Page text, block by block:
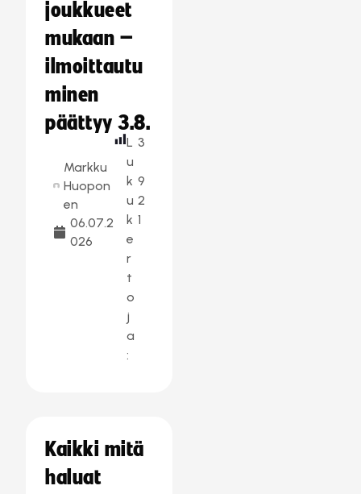
joukkueet
mukaan –
ilmoittautu
minen
päättyy 3.8.
Markku
Huopon
en
06.07.2
026
L
u
k
u
k
e
r
t
o
j
a
:
3
9
2
1
Kaikki mitä
haluat